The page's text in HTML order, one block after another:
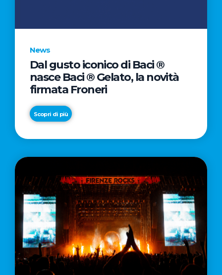
News
Dal gusto iconico di Baci ®
nasce Baci ® Gelato, la novità
firmata Froneri
Scopri di più